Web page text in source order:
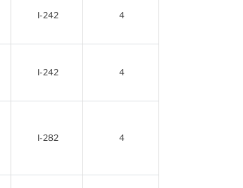
I-242 4
I-242 4
I-282 4